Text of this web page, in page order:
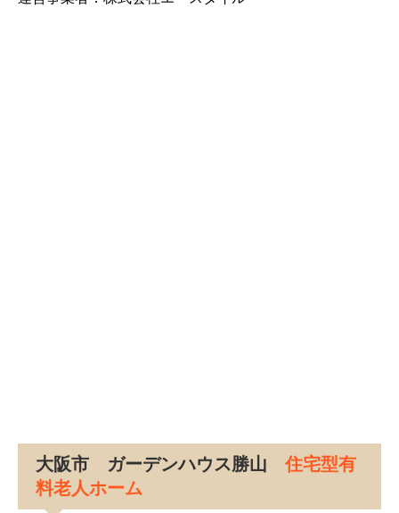
大阪市 ガーデンハウス勝山 住宅型有
料老人ホーム